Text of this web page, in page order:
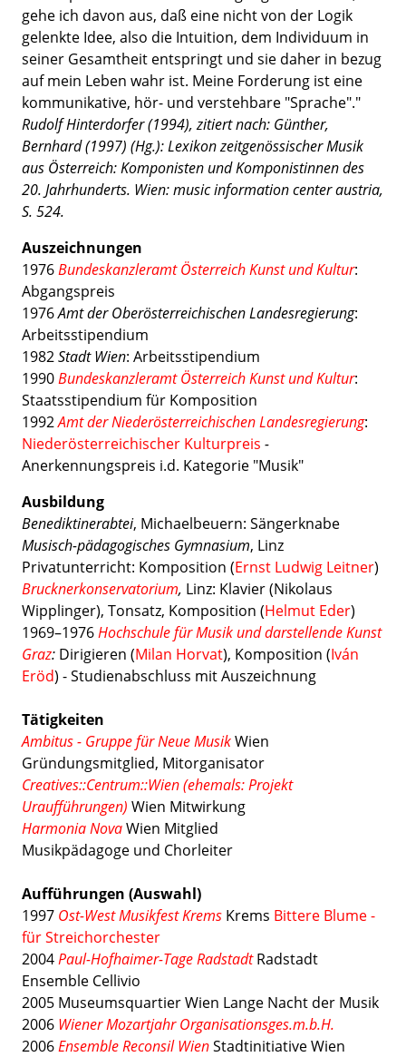
gehe ich davon aus, daß eine nicht von der Logik
gelenkte Idee, also die Intuition, dem Individuum in
seiner Gesamtheit entspringt und sie daher in bezug
auf mein Leben wahr ist. Meine Forderung ist eine
kommunikative, hör- und verstehbare "Sprache"."
Rudolf Hinterdorfer (1994), zitiert nach: Günther,
Bernhard (1997) (Hg.): Lexikon zeitgenössischer Musik
aus Österreich: Komponisten und Komponistinnen des
20. Jahrhunderts. Wien: music information center austria,
S. 524.
Auszeichnungen
1976Bundeskanzleramt Österreich Kunst und Kultur:
Abgangspreis
1976Amt der Oberösterreichischen Landesregierung:
Arbeitsstipendium
1982Stadt Wien: Arbeitsstipendium
1990Bundeskanzleramt Österreich Kunst und Kultur:
Staatsstipendium für Komposition
1992Amt der Niederösterreichischen Landesregierung:
Niederösterreichischer Kulturpreis -
Anerkennungspreis i.d. Kategorie "Musik"
Ausbildung
Benediktinerabtei, Michaelbeuern: Sängerknabe
Musisch-pädagogisches Gymnasium, Linz
Privatunterricht: Komposition (Ernst Ludwig Leitner)
Brucknerkonservatorium, Linz: Klavier (Nikolaus
Wipplinger), Tonsatz, Komposition (Helmut Eder)
1969–1976Hochschule für Musik und darstellende Kunst
Graz: Dirigieren (Milan Horvat), Komposition (Iván
Eröd) - Studienabschluss mit Auszeichnung
Tätigkeiten
Ambitus - Gruppe für Neue MusikWien
Gründungsmitglied, Mitorganisator
Creatives::Centrum::Wien (ehemals: Projekt
Uraufführungen) Wien Mitwirkung
Harmonia NovaWien Mitglied
Musikpädagoge und Chorleiter
Aufführungen (Auswahl)
1997 Ost-West Musikfest Krems Krems Bittere Blume -
für Streichorchester
2004Paul-Hofhaimer-Tage RadstadtRadstadt
Ensemble Cellivio
2005 Museumsquartier Wien Lange Nacht der Musik
2006 Wiener Mozartjahr Organisationsges.m.b.H.
2006Ensemble Reconsil WienStadtinitiative Wien